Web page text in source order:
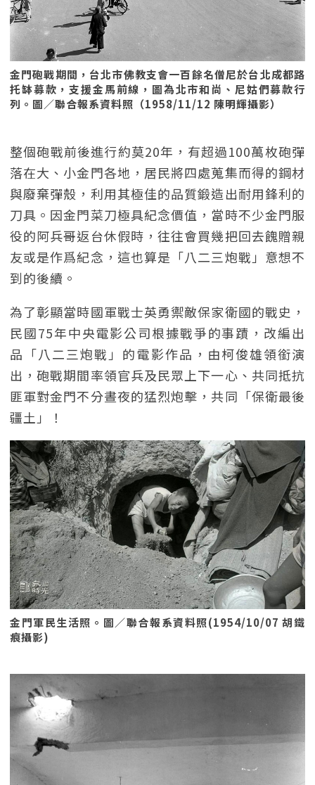
金門砲戰期間，台北市佛教支會一百餘名僧尼於台北成都路
托缽募款，支援金馬前線，圖為北市和尚、尼姑們募款行
列。圖／聯合報系資料照（1958/11/12 陳明輝攝影）
整個砲戰前後進行約莫20年，有超過100萬枚砲彈
落在大、小金門各地，居民將四處蒐集而得的鋼材
與廢棄彈殼，利用其極佳的品質鍛造出耐用鋒利的
刀具。因金門菜刀極具紀念價值，當時不少金門服
役的阿兵哥返台休假時，往往會買幾把回去餽贈親
友或是作爲紀念，這也算是「八二三炮戰」意想不
到的後續。
為了彰顯當時國軍戰士英勇禦敵保家衛國的戰史，
民國75年中央電影公司根據戰爭的事蹟，改編出
品「八二三炮戰」的電影作品，由柯俊雄領銜演
出，砲戰期間率領官兵及民眾上下一心、共同抵抗
匪軍對金門不分晝夜的猛烈炮擊，共同「保衛最後
疆土」！
金門軍民生活照。圖／聯合報系資料照(1954/10/07 胡鐵
痕攝影)